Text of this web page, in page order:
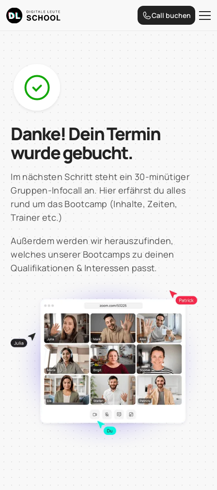
Call buchen
Danke! Dein Termin
wurde gebucht.
Im nächsten Schritt steht ein 30-minütiger
Gruppen-Infocall an. Hier erfährst du alles
rund um das Bootcamp (Inhalte, Zeiten,
Trainer etc.)
Außerdem werden wir herauszufinden,
welches unserer Bootcamps zu deinen
Qualifikationen & Interessen passt.